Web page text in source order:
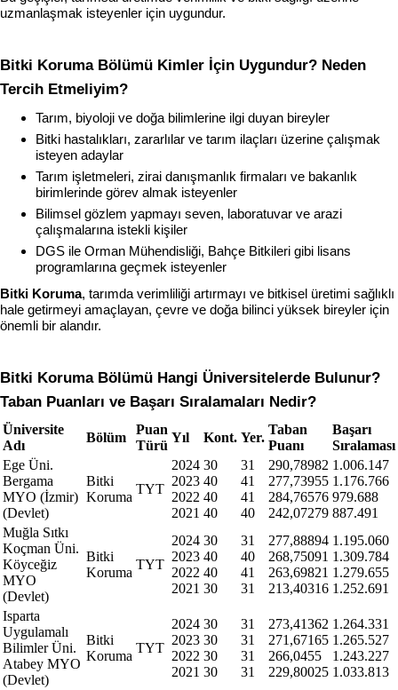
uzmanlaşmak isteyenler için uygundur.
Bitki Koruma Bölümü Kimler İçin Uygundur? Neden
Tercih Etmeliyim?
Tarım, biyoloji ve doğa bilimlerine ilgi duyan bireyler
Bitki hastalıkları, zararlılar ve tarım ilaçları üzerine çalışmak
isteyen adaylar
Tarım işletmeleri, zirai danışmanlık firmaları ve bakanlık
birimlerinde görev almak isteyenler
Bilimsel gözlem yapmayı seven, laboratuvar ve arazi
çalışmalarına istekli kişiler
DGS ile Orman Mühendisliği, Bahçe Bitkileri gibi lisans
programlarına geçmek isteyenler
Bitki Koruma, tarımda verimliliği artırmayı ve bitkisel üretimi sağlıklı
hale getirmeyi amaçlayan, çevre ve doğa bilinci yüksek bireyler için
önemli bir alandır.
Bitki Koruma Bölümü Hangi Üniversitelerde Bulunur?
Taban Puanları ve Başarı Sıralamaları Nedir?
Üniversite
Adı
Bölüm
Puan
Türü
Yıl Kont. Yer.
Taban
Puanı
Başarı
Sıralaması
Ege Üni.
Bergama
MYO (İzmir)
(Devlet)
Bitki
Koruma
TYT
2024
2023
2022
2021
30
40
40
40
31
41
41
40
290,78982
277,73955
284,76576
242,07279
1.006.147
1.176.766
979.688
887.491
Muğla Sıtkı
Koçman Üni.
Köyceğiz
MYO
(Devlet)
Bitki
Koruma
TYT
2024
2023
2022
2021
30
40
40
30
31
40
41
31
277,88894
268,75091
263,69821
213,40316
1.195.060
1.309.784
1.279.655
1.252.691
Isparta
Uygulamalı
Bilimler Üni.
Atabey MYO
(Devlet)
Bitki
Koruma
TYT
2024
2023
2022
2021
30
30
30
30
31
31
31
31
273,41362
271,67165
266,0455
229,80025
1.264.331
1.265.527
1.243.227
1.033.813